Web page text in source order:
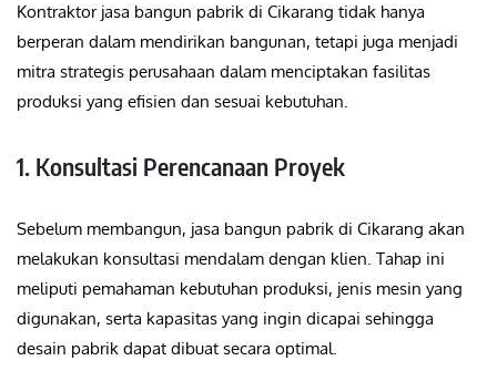
Kontraktor jasa bangun pabrik di Cikarang tidak hanya
berperan dalam mendirikan bangunan, tetapi juga menjadi
mitra strategis perusahaan dalam menciptakan fasilitas
produksi yang efisien dan sesuai kebutuhan.
1. Konsultasi Perencanaan Proyek
Sebelum membangun, jasa bangun pabrik di Cikarang akan
melakukan konsultasi mendalam dengan klien. Tahap ini
meliputi pemahaman kebutuhan produksi, jenis mesin yang
digunakan, serta kapasitas yang ingin dicapai sehingga
desain pabrik dapat dibuat secara optimal.